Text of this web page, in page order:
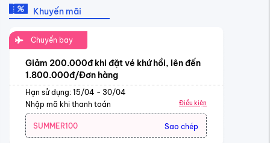
Khuyến mãi
Chuyến bay
Giảm 200.000đ khi đặt vé khứ hồi, lên đến
1.800.000đ/Đơn hàng
Hạn sử dụng: 15/04 - 30/04
Nhập mã khi thanh toán
Điều kiện
SUMMER100 Sao chép